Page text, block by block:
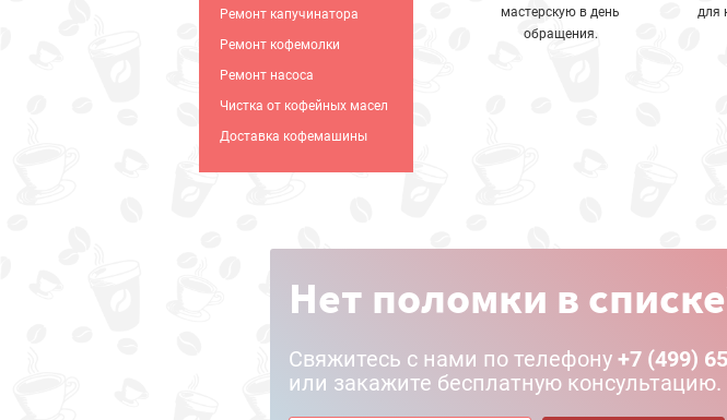
Ремонт капучинатора
Ремонт кофемолки
Ремонт насоса
Чистка от кофейных масел
Доставка кофемашины
мастерскую в день
обращения.
для
Нет поломки в
Свяжитесь с нами по телефону +7 (499)
или закажите бесплатную консультацию.